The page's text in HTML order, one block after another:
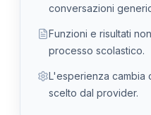
conversazioni
Funzioni e risultati
processo scolastico.
L'esperienza cambia
scelto dal provider.